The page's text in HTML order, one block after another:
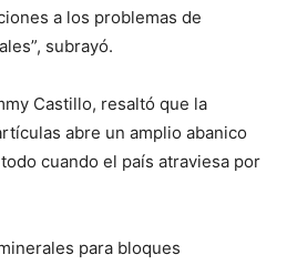
a los problemas de
subrayó.
Castillo, resaltó que la
abre un amplio abanico
cuando el país atraviesa por
para bloques